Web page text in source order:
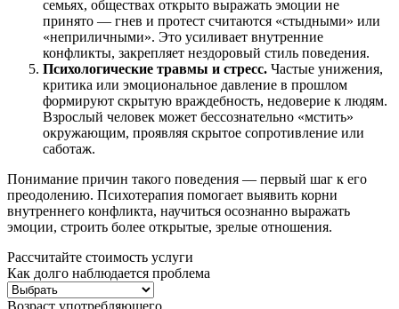
семьях, обществах открыто выражать эмоции не
принято — гнев и протест считаются «стыдными» или
«неприличными». Это усиливает внутренние
конфликты, закрепляет нездоровый стиль поведения.
Психологические травмы и стресс. Частые унижения,
критика или эмоциональное давление в прошлом
формируют скрытую враждебность, недоверие к людям.
Взрослый человек может бессознательно «мстить»
окружающим, проявляя скрытое сопротивление или
саботаж.
Понимание причин такого поведения — первый шаг к его
преодолению. Психотерапия помогает выявить корни
внутреннего конфликта, научиться осознанно выражать
эмоции, строить более открытые, зрелые отношения.
Рассчитайте стоимость услуги
Как долго наблюдается проблема
Возраст употребляющего